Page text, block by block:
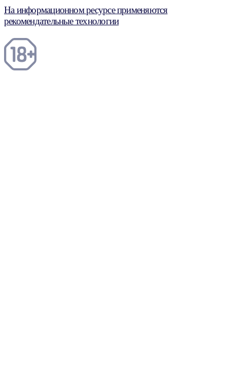
На информационном ресурсе применяются
рекомендательные технологии